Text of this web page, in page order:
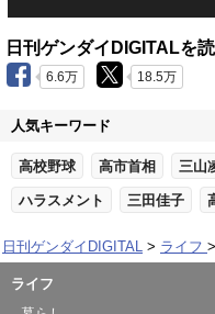
日刊ゲンダイDIGITALを読
6.6万 18.5万
人気キーワード
高校野球 高市首相 三山
ハラスメント 三田佳子
日刊ゲンダイDIGITAL ライフ
ライフ